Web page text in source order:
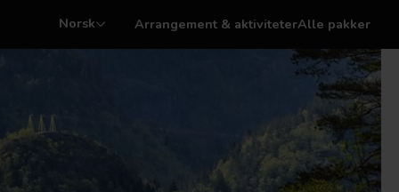
Norsk Arrangement & aktiviteterAlle pakker